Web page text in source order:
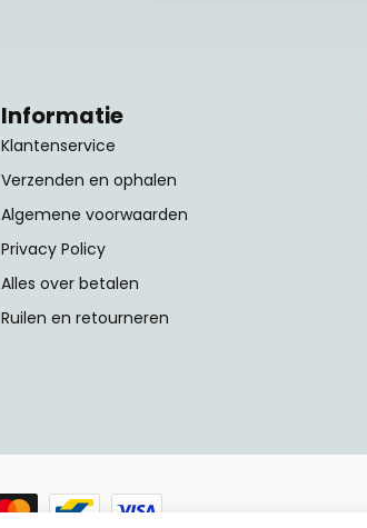
Informatie
Klantenservice
Verzenden en ophalen
Algemene voorwaarden
Privacy Policy
Alles over betalen
Ruilen en retourneren